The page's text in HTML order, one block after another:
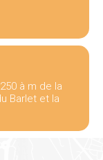
à m de la
Barlet et la